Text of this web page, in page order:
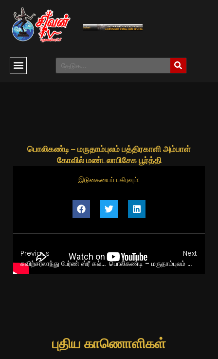
பொலிகண்டி – மருதாம்புலம் பத்திரகாளி அம்பாள்
கோவில் மண்டலாபிசேக பூர்த்தி
இடுகையைப் பகிரவும்:
Previous
சுவிற்சர்லாந்து பேர்ண் ஸ்ரீ கல்யாண சுப்பிரமணியர் கோவில் தீர்த்தத்திருவிழா
Next
பொலிகண்டி – மருதாம்புலம் ஸ்ரீ பத்திரகாளி அம்பாள் கோவில் மண்டலாபிசேக பூர்த்தி மாலை வசந்தமண்டப பூசை
புதிய காணொளிகள்